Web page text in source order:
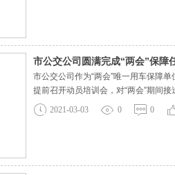
市公交公司圆满完成“两会”保障
市公交公司作为“两会”唯一用车保障
提前召开动员培训会，对“两会”期间
务、行车安全、文明礼让斑马线和疫
市公交公司的全体驾驶
2021-03-03 0 0